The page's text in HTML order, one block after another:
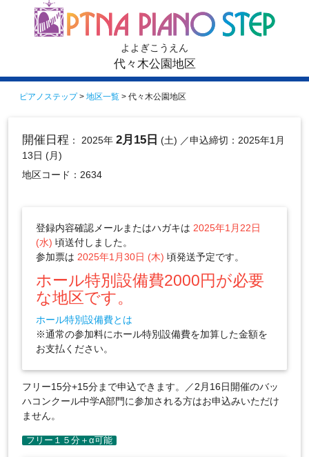
よよぎこうえん
代々木公園地区
ピアノステップ> 地区一覧 > 代々木公園地区
開催日程 ： 2025年 2月15日 (土) ／申込締切：2025年1月
13日 (月)
地区コード：2634
登録内容確認メールまたはハガキは 2025年1月22日
(水) 頃送付しました。
参加票は 2025年1月30日 (木) 頃発送予定です。
ホール特別設備費2000円が必要
な地区です。
ホール特別設備費とは
※通常の参加料にホール特別設備費を加算した金額を
お支払ください。
フリー15分+15分まで申込できます。／2月16日開催のバッ
ハコンクール中学A部門に参加される方はお申込みいただけ
ません。